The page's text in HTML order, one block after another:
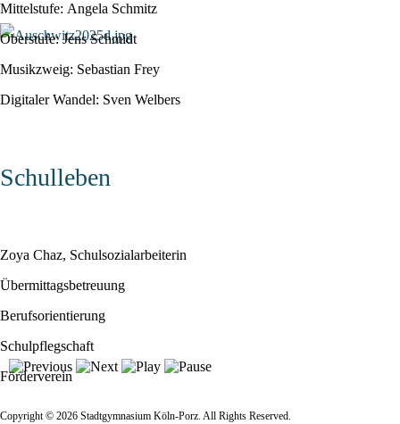
Mittelstufe: Angela Schmitz
Oberstufe: Jens Schmidt
Musikzweig: Sebastian Frey
Digitaler Wandel: Sven Welbers
Schulleben
Zoya Chaz, Schulsozialarbeiterin
Übermittagsbetreuung
Berufsorientierung
Schulpflegschaft
Förderverein
Copyright © 2026 Stadtgymnasium Köln-Porz. All Rights Reserved.